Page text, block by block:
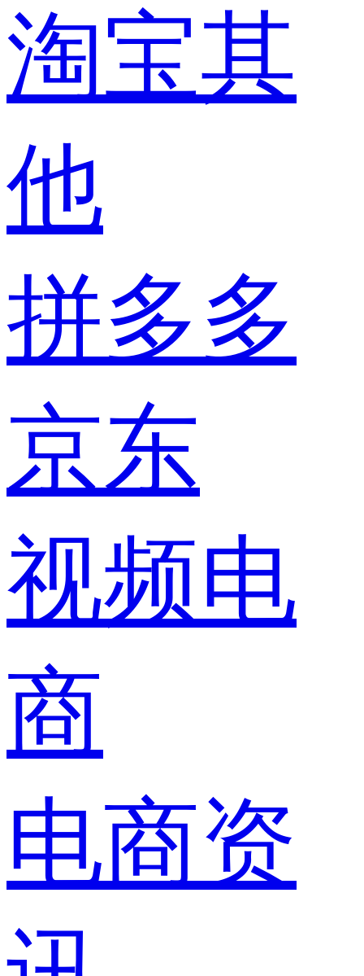
淘宝其
他
拼多多
京东
视频电
商
电商资